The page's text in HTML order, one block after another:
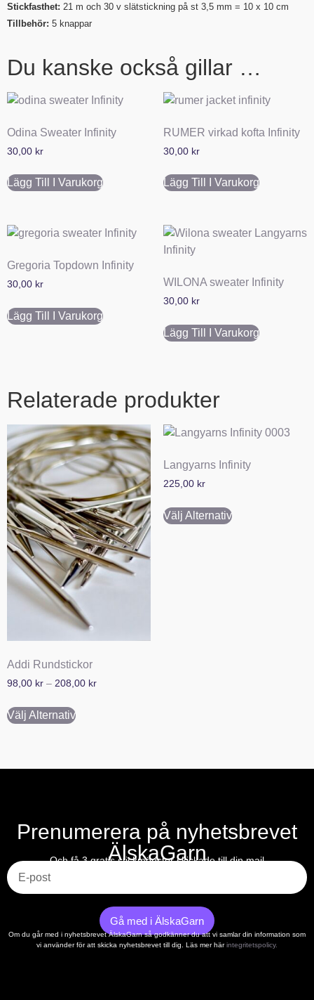
Stickfasthet: 21 m och 30 v slätstickning på st 3,5 mm = 10 x 10 cm
Tillbehör: 5 knappar
Du kanske också gillar …
Odina Sweater Infinity
30,00 kr
Lägg Till I Varukorg
RUMER virkad kofta Infinity
30,00 kr
Lägg Till I Varukorg
Gregoria Topdown Infinity
30,00 kr
Lägg Till I Varukorg
WILONA sweater Infinity
30,00 kr
Lägg Till I Varukorg
Relaterade produkter
Addi Rundstickor
98,00 kr – 208,00 kr
Välj Alternativ
Langyarns Infinity
225,00 kr
Välj Alternativ
Prenumerera på nyhetsbrevet
ÄlskaGarn
Och få 3 gratis stickmönster skickade till din mail
Gå med i ÄlskaGarn
Om du går med i nyhetsbrevet ÄlskaGarn så godkänner du att vi samlar din information som
vi använder för att skicka nyhetsbrevet till dig. Läs mer härintegritetspolicy.